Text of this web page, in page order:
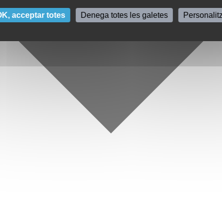
acceptar totes Denega totes les galetes